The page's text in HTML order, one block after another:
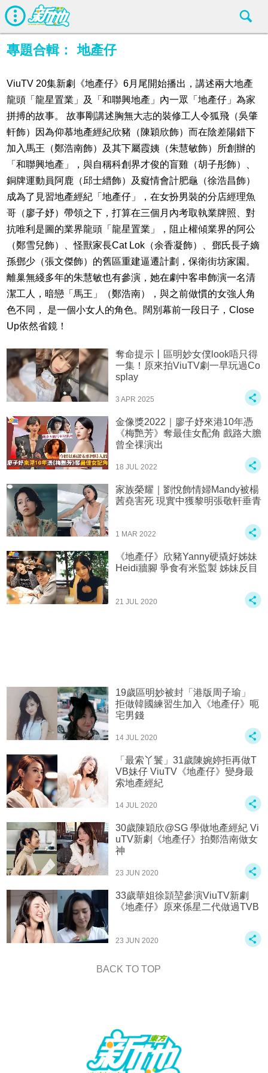
專題合輯： 地產仔
ViuTV 20集新劇《地產仔》6月尾開始播出，講述兩大地產
龍頭「龍星置業」及「和聯興地產」內一眾「地產仔」為家
拼搏的故事。 故事剛講述胸無大志的裝修工人令狐飛（吳肇
軒飾）因為仰慕地產經紀欣豬（陳穎欣飾）而在陰差陽錯下
加入馬王（鄭浩南飾）及其下屬霞姨（朱慧敏飾）所創辦的
「和聯興地產」，與自稱科創界才俊的盲雞（胡子彤飾）、
銅牌運動員阿鹿（邱士縉飾）及癡情會計肥龜（徐浩昌飾）
成為了見習地產經紀「地產仔」，在女扮男裝的分店經理魚
哥（廖子妤）帶領之下，打算在三個月內考取執業牌照、對
抗唯利是圖的業界龍頭「龍星置業」，阻止權傾業界的阿公
（鄭雪兒飾）、怪獸家長Cat Lok（余香凝飾）、鄧氏長子嫡
孫鄧少（張文傑飾）的舊區重建逼遷計劃，保衛街坊家園。
離巢無綫多年的朱慧敏也有參演，她在劇中客串飾演一名清
潔工人，暗戀「馬王」（鄭浩南），與之前做慣的女強人角
色不同， 是一個小女人的角色。闊別幕前一段日子，Close
Up依然省鏡！
奪命提示丨區明妙女僕look唔只得
一集！原來拍ViuTV劇一早玩過Co
splay
3 APR 2025
金像獎2022｜廖子妤來港10年憑
《梅艷芳》奪最佳女配角 戲路大膽
曾全祼演出
18 JUL 2022
家族榮耀｜劉悅飾情婦Mandy被楊
茜堯害死 現實中獲黎明張敬軒垂青
1 MAR 2022
《地產仔》欣豬Yanny硬撬好姊妹
Heidi牆腳 爭食有米監製 姊妹反目
21 JUL 2020
19歲區明妙被封「港版周子瑜」
拒做韓國練習生加入《地產仔》呃
宅男錢
14 JUL 2020
「最索丫鬟」31歲陳婉婷拒再做T
VB妹仔 ViuTV《地產仔》變身最
索地產經紀
14 JUL 2020
30歲陳穎欣@SG 學做地產經紀 Vi
uTV新劇《地產仔》拍鄭浩南做女
神
23 JUN 2020
33歲華姐徐頴堃參演ViuTV新劇
《地產仔》原來係星二代做過TVB
23 JUN 2020
BACK TO TOP